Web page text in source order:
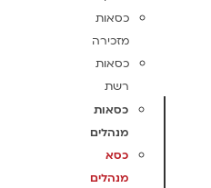
כסאות
מזכירה
כסאות
רשת
כסאות
מנהלים
כסא
מנהלים